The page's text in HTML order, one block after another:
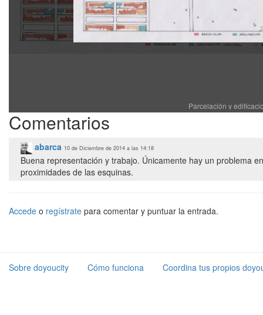
Parcelación y
Comentarios
abarca 10 de Diciembre de 2014 a las 14:18
Buena representación y trabajo. Únicamente hay un problema
proximidades de las esquinas.
Accede o regístrate para comentar y puntuar la entrada.
Sobre doyoucity Cómo funciona Coordina tus propios